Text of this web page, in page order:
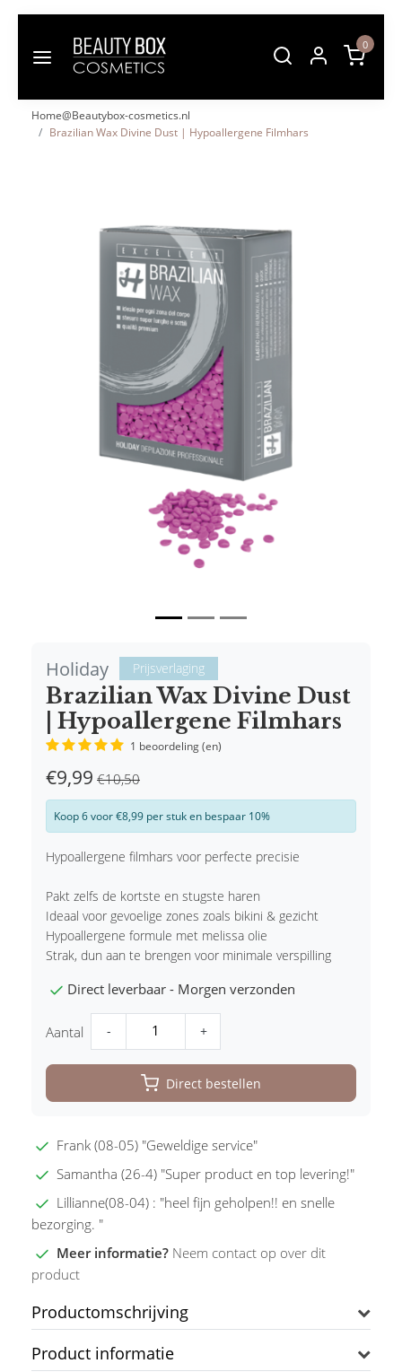
0
Home@Beautybox-cosmetics.nl
Brazilian Wax Divine Dust | Hypoallergene Filmhars
Holiday Prijsverlaging
Brazilian Wax Divine Dust
| Hypoallergene Filmhars
1 beoordeling (en)
€9,99 €10,50
Koop 6 voor €8,99 per stuk en bespaar 10%
Hypoallergene filmhars voor perfecte precisie
Pakt zelfs de kortste en stugste haren
Ideaal voor gevoelige zones zoals bikini & gezicht
Hypoallergene formule met melissa olie
Strak, dun aan te brengen voor minimale verspilling
Direct leverbaar - Morgen verzonden
Aantal - +
Direct bestellen
Frank (08-05) "Geweldige service"
Samantha (26-4) "Super product en top levering!"
Lillianne(08-04) : "heel fijn geholpen!! en snelle
bezorging. "
Meer informatie? Neem contact op over dit
product
Productomschrijving
Product informatie